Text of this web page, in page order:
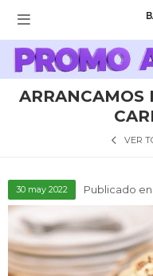

ARRANCAMOS
VER
30 may 2022 Publicado en:
Catálogo
Cocina
Lavado